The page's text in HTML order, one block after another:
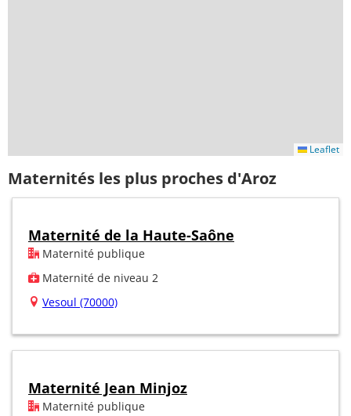
Leaflet
Maternités les plus proches d'Aroz
Maternité de la Haute-Saône
Maternité publique
Maternité de niveau 2
Vesoul (70000)
Maternité Jean Minjoz
Maternité publique